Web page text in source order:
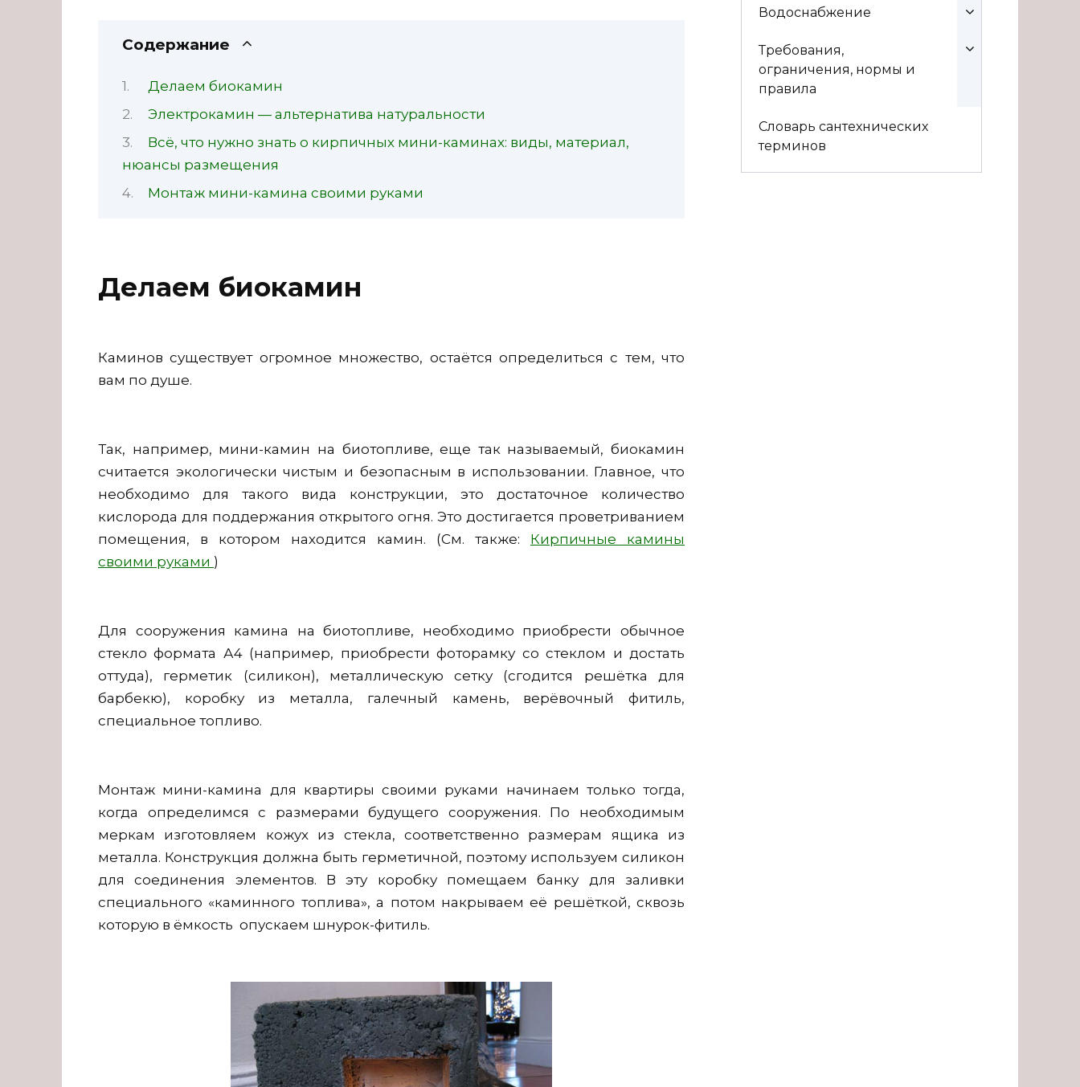
Содержание
Делаем биокамин
Электрокамин — альтернатива натуральности
Всё, что нужно знать о кирпичных мини-каминах: виды, материал,
нюансы размещения
Монтаж мини-камина своими руками
Делаем биокамин
Каминов существует огромное множество, остаётся определиться с тем, что
вам по душе.
Так, например, мини-камин на биотопливе, еще так называемый, биокамин
считается экологически чистым и безопасным в использовании. Главное, что
необходимо для такого вида конструкции, это достаточное количество
кислорода для поддержания открытого огня. Это достигается проветриванием
помещения, в котором находится камин. (См. также: Кирпичные камины
своими руками )
Для сооружения камина на биотопливе, необходимо приобрести обычное
стекло формата А4 (например, приобрести фоторамку со стеклом и достать
оттуда), герметик (силикон), металлическую сетку (сгодится решётка для
барбекю), коробку из металла, галечный камень, верёвочный фитиль,
специальное топливо.
Монтаж мини-камина для квартиры своими руками начинаем только тогда,
когда определимся с размерами будущего сооружения. По необходимым
меркам изготовляем кожух из стекла, соответственно размерам ящика из
металла. Конструкция должна быть герметичной, поэтому используем силикон
для соединения элементов. В эту коробку помещаем банку для заливки
специального «каминного топлива», а потом накрываем её решёткой, сквозь
которую в ёмкость опускаем шнурок-фитиль.
Водоснабжение
Требования,
ограничения, нормы и
правила
Словарь сантехнических
терминов